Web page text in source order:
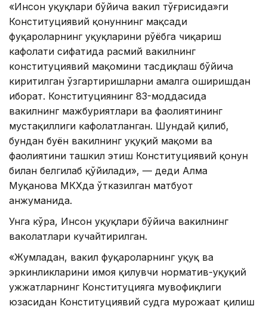
«Инсон ҳуқуқлари бўйича вакил тўғрисида»ги
Конституциявий қонуннинг мақсади
фуқароларнинг ҳуқуқларини рўёбга чиқариш
кафолати сифатида расмий вакилнинг
конституциявий мақомини тасдиқлаш бўйича
киритилган ўзгартиришларни амалга оширишдан
иборат. Конституциянинг 83-моддасида
вакилнинг мажбуриятлари ва фаолиятининг
мустақиллиги кафолатланган. Шундай қилиб,
бундан буён вакилнинг ҳуқуқий мақоми ва
фаолиятини ташкил этиш Конституциявий қонун
билан белгилаб қўйилади», — деди Алма
Муқанова МКХда ўтказилган матбуот
анжуманида.
Унга кўра, Инсон ҳуқуқлари бўйича вакилнинг
ваколатлари кучайтирилган.
«Жумладан, вакил фуқароларнинг ҳуқуқ ва
эркинликларини ҳимоя қилувчи норматив-ҳуқуқий
ҳужжатларнинг Конституцияга мувофиқлиги
юзасидан Конституциявий судга мурожаат қилиш